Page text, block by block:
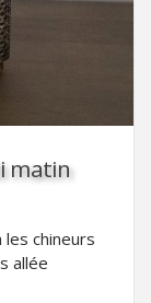
matin
chineurs
allée